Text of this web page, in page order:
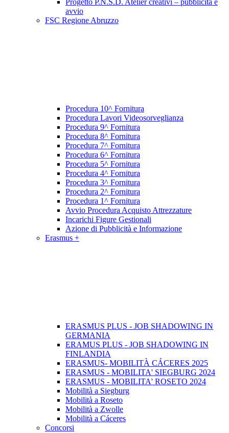
Progetto P.N.S.D. Atelier creativi – pubblicità e
avvio
FSC Regione Abruzzo
Procedura 10^ Fornitura
Procedura Lavori Videosorveglianza
Procedura 9^ Fornitura
Procedura 8^ Fornitura
Procedura 7^ Fornitura
Procedura 6^ Fornitura
Procedura 5^ Fornitura
Procedura 4^ Fornitura
Procedura 3^ Fornitura
Procedura 2^ Fornitura
Procedura 1^ Fornitura
Avvio Procedura Acquisto Attrezzature
Incarichi Figure Gestionali
Azione di Pubblicità e Informazione
Erasmus +
ERASMUS PLUS - JOB SHADOWING IN
GERMANIA
ERAMUS PLUS - JOB SHADOWING IN
FINLANDIA
ERASMUS- MOBILITÀ CÁCERES 2025
ERASMUS - MOBILITA' SIEGBURG 2024
ERASMUS - MOBILITA' ROSETO 2024
Mobilità a Siegburg
Mobilità a Roseto
Mobilità a Zwolle
Mobilità a Cáceres
Concorsi